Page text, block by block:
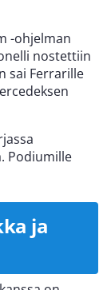
-ohjelman
nostettiin
sai Ferrarille
Podiumille
ja